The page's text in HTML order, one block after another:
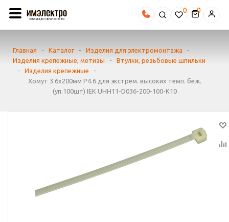
0
Главная - Каталог - Изделия для электромонтажа
-
Изделия крепежные, метизы
-
Втулки, резьбовые шпильки
-
Изделия крепежные
-
Хомут 3.6х200мм P4.6 для экстрем. высоких темп. беж.
(уп.100шт) IEK UHH11-D036-200-100-K10